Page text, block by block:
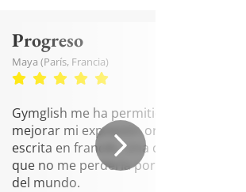
Progreso
Maya (París, Francia)
Gymglish me ha permitido
mejorar mi expresión oral y
escrita en francés. Una cita
que no me perdería por nada
del mundo.